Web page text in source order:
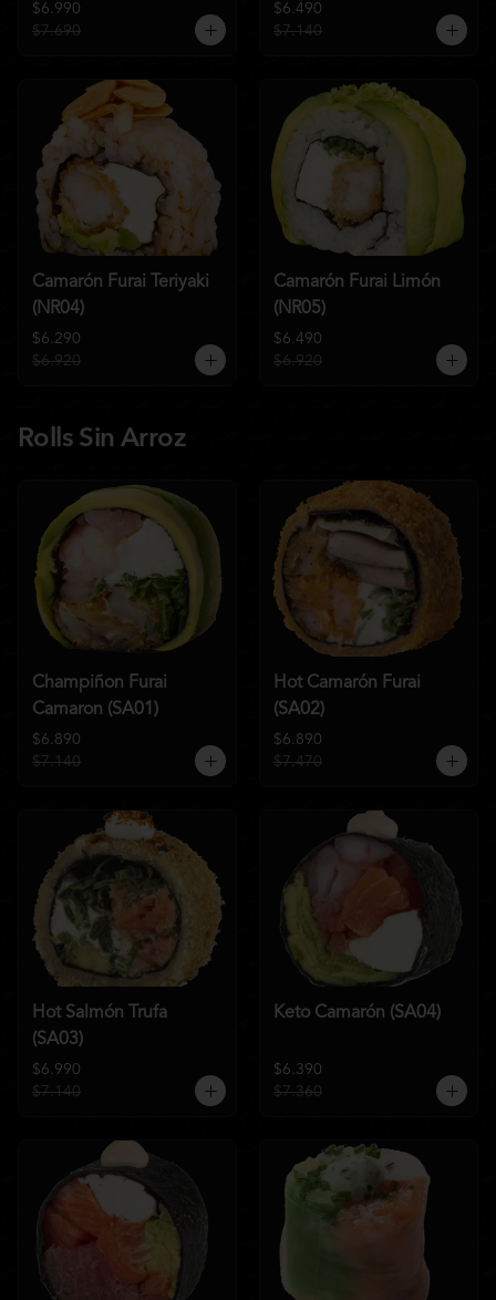
$6.990
$7.690
$6.490
$7.140
Camarón Furai Teriyaki
(NR04)
$6.290
$6.920
Camarón Furai Limón
(NR05)
$6.490
$6.920
Rolls Sin Arroz
Champiñon Furai
Camaron (SA01)
$6.890
$7.140
Hot Camarón Furai
(SA02)
$6.890
$7.470
Hot Salmón Trufa
(SA03)
$6.990
$7.140
Keto Camarón (SA04)
$6.390
$7.360